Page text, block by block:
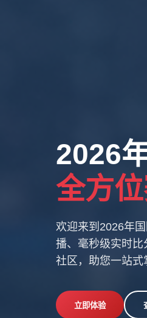
2026
全方
欢迎来到2026年
播、毫秒级实时
社区，助您一站式
立即体验